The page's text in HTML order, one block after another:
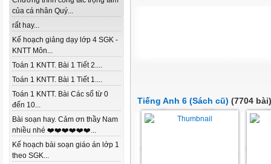
của cá nhân Quý...
rất hay...
Kế hoạch giảng dạy lớp 4 SGK -
KNTT Môn...
Toán 1 KNTT. Bài 1 Tiết 2....
Toán 1 KNTT. Bài 1 Tiết 1....
Toán 1 KNTT. Bài Các số từ 0
đến 10...
Bài soạn hay. Cảm ơn thầy Nam
nhiều nhé ❤️❤️❤️❤️❤️❤️...
Kế hoạch bài soạn giáo án lớp 1
theo SGK...
Tiếng Anh 6 (Sách cũ) (7704 bài)